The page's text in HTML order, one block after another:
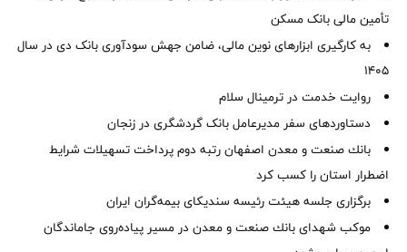
تأمین مالی بانک مسکن
به کارگیری ابزارهای نوین مالی، ضامن جهش سودآوری بانک دی در سال
1405
روایت خدمت در ترمینال سلام
دستاوردهای سفر مدیرعامل بانک گردشگری در زنجان
بانك صنعت و معدن اصفهان رتبه دوم پرداخت تسهیلات شرایط
اضطرار استان را كسب كرد
برگزاری جلسه هیئت رئیسه سندیکای بیمه‌گران ایران
موكب شهدای بانك صنعت و معدن در مسیر پیاده‌روی جاماندگان